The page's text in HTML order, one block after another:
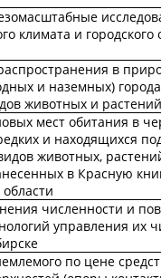
климата и городского
в
и наземных)
животных и растений
мест обитания в
и находящихся
животных,
в Красную
численности и
управления их
по цене